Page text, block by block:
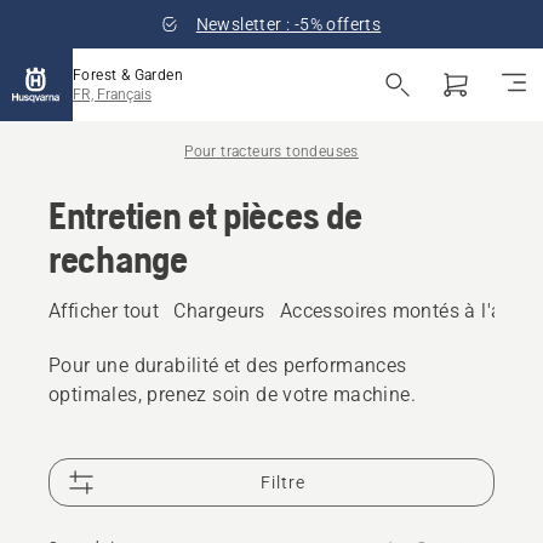
Newsletter : -5% offerts
Forest & Garden
FR, Français
Pour tracteurs tondeuses
Entretien et pièces de
rechange
Afficher tout Chargeurs Accessoires montés à l'avant
Pour une durabilité et des performances
optimales, prenez soin de votre machine.
Filtre